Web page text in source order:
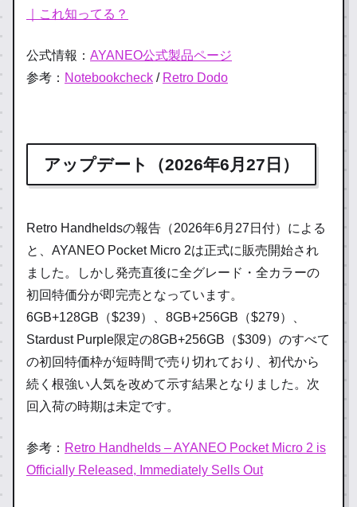
｜これ知ってる？
公式情報： AYANEO公式製品ページ
参考： Notebookcheck / Retro Dodo
アップデート（2026年6月27日）
Retro Handheldsの報告（2026年6月27日付）による
と、AYANEO Pocket Micro 2は正式に販売開始され
ました。しかし発売直後に全グレード・全カラーの
初回特価分が即完売となっています。
6GB+128GB（$239）、8GB+256GB（$279）、
Stardust Purple限定の8GB+256GB（$309）のすべて
の初回特価枠が短時間で売り切れており、初代から
続く根強い人気を改めて示す結果となりました。次
回入荷の時期は未定です。
参考： Retro Handhelds – AYANEO Pocket Micro 2 is
Officially Released, Immediately Sells Out